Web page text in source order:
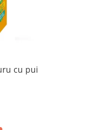
cu pui